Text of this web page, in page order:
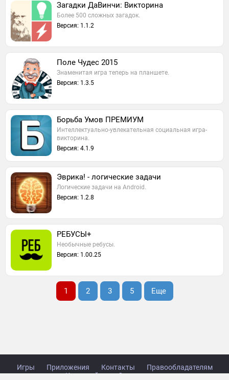
Загадки ДаВинчи: Викторина
Более 500 сложных загадок.
Версия: 1.1.2
Поле Чудес 2015
Знаменитая игра теперь на планшете.
Версия: 1.3.5
Борьба Умов ПРЕМИУМ
Интеллектуально-увлекательная социальная игра-
викторина.
Версия: 4.1.9
Эврика! - логические задачи
Логические задачи на Android.
Версия: 1.2.8
РЕБУСЫ+
Необычные ребусы.
Версия: 1.00.25
1 2 3 5 Еще
Игры Приложения Контакты
Правообладателям
Карта сайта
Стол заказов